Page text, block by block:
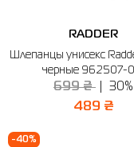
RADDER
Шлепанцы унисекс
черные 962507-
699 ₴ 30%
489 ₴
-40%